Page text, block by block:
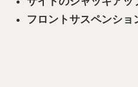
フロントサスペンショ